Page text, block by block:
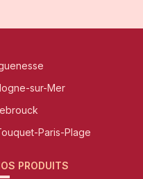
sur-Mer
Paris-Plage
PRODUITS